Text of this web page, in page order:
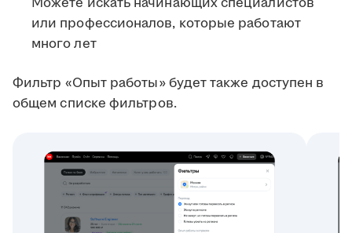
или профессионалов, которые работают
много лет
Фильтр «Опыт работы» будет также доступен в
общем списке фильтров.